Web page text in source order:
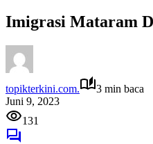
Imigrasi Mataram
topikterkini.com.
3 min baca
Juni 9, 2023
131